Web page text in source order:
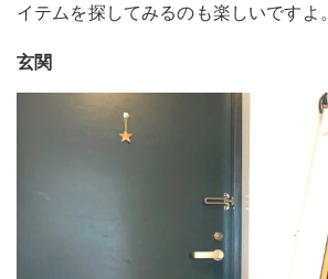
イテムを探してみるのも楽しいですよ。
玄関